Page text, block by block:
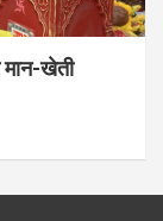
मान-खेती